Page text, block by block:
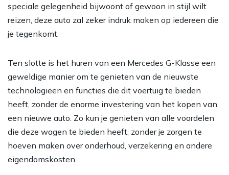
speciale gelegenheid bijwoont of gewoon in stijl wilt
reizen, deze auto zal zeker indruk maken op iedereen die
je tegenkomt.
Ten slotte is het huren van een Mercedes G-Klasse een
geweldige manier om te genieten van de nieuwste
technologieën en functies die dit voertuig te bieden
heeft, zonder de enorme investering van het kopen van
een nieuwe auto. Zo kun je genieten van alle voordelen
die deze wagen te bieden heeft, zonder je zorgen te
hoeven maken over onderhoud, verzekering en andere
eigendomskosten.